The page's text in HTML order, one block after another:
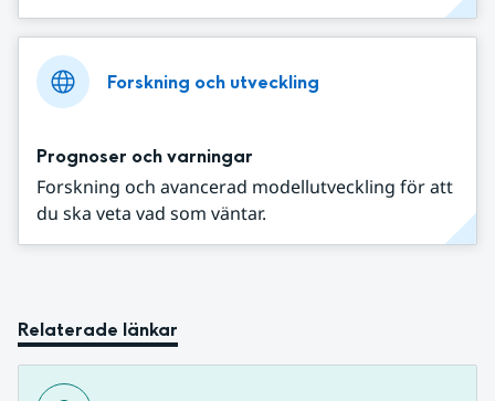
Forskning och utveckling
Prognoser och varningar
Forskning och avancerad modellutveckling för att
du ska veta vad som väntar.
Relaterade länkar